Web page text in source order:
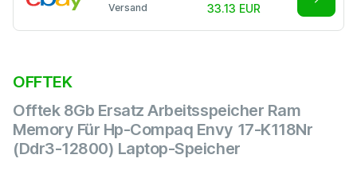
Versand
33.13 EUR
OFFTEK
Offtek 8Gb Ersatz Arbeitsspeicher Ram
Memory Für Hp-Compaq Envy 17-K118Nr
(Ddr3-12800) Laptop-Speicher